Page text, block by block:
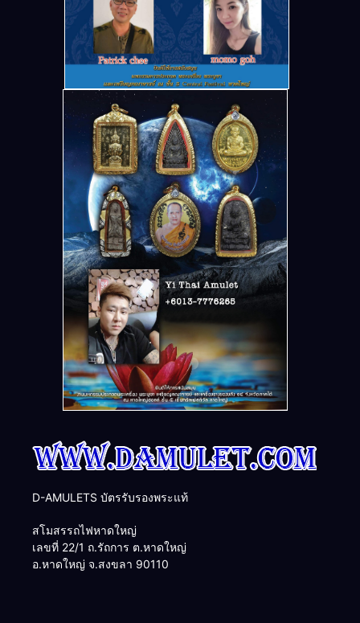
D-AMULETS บัตรรับรองพระแท้
สโมสรรถไฟหาดใหญ่
เลขที่ 22/1 ถ.รัถการ ต.หาดใหญ่
อ.หาดใหญ่ จ.สงขลา 90110